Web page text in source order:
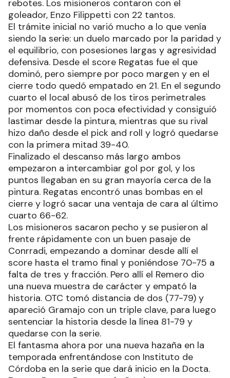
rebotes. Los misioneros contaron con el
goleador, Enzo Filippetti con 22 tantos.
El trámite inicial no varió mucho a lo que venía
siendo la serie: un duelo marcado por la paridad y
el equilibrio, con posesiones largas y agresividad
defensiva. Desde el score Regatas fue el que
dominó, pero siempre por poco margen y en el
cierre todo quedó empatado en 21. En el segundo
cuarto el local abusó de los tiros perimetrales
por momentos con poca efectividad y consiguió
lastimar desde la pintura, mientras que su rival
hizo daño desde el pick and roll y logró quedarse
con la primera mitad 39-40.
Finalizado el descanso más largo ambos
empezaron a intercambiar gol por gol, y los
puntos llegaban en su gran mayoría cerca de la
pintura. Regatas encontró unas bombas en el
cierre y logró sacar una ventaja de cara al último
cuarto 66-62.
Los misioneros sacaron pecho y se pusieron al
frente rápidamente con un buen pasaje de
Conrradi, empezando a dominar desde allí el
score hasta el tramo final y poniéndose 70-75 a
falta de tres y fracción. Pero allí el Remero dio
una nueva muestra de carácter y empató la
historia. OTC tomó distancia de dos (77-79) y
apareció Gramajo con un triple clave, para luego
sentenciar la historia desde la línea 81-79 y
quedarse con la serie.
El fantasma ahora por una nueva hazaña en la
temporada enfrentándose con Instituto de
Córdoba en la serie que dará inicio en la Docta.